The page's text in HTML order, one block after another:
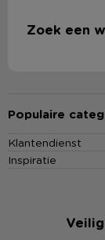
Zoek een
Populaire
Klantendienst
Inspiratie